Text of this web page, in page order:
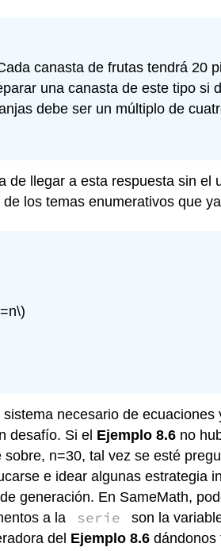
canasta de frutas tendrá 20
una canasta de este tipo si
debe ser un múltiplo de
de llegar a esta respuesta sin el
los temas enumerativos que
necesario de
desafío. Si el Ejemplo 8.6 no
n=30, tal vez se esté
e idear algunas estrategia
generación. En SameMath,
a la serie
son la
del Ejemplo 8.6 dándonos